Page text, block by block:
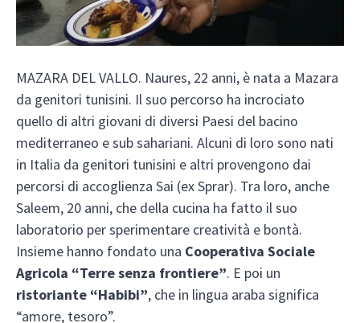
MAZARA DEL VALLO. Naures, 22 anni, è nata a Mazara
da genitori tunisini. Il suo percorso ha incrociato
quello di altri giovani di diversi Paesi del bacino
mediterraneo e sub sahariani. Alcuni di loro sono nati
in Italia da genitori tunisini e altri provengono dai
percorsi di accoglienza Sai (ex Sprar). Tra loro, anche
Saleem, 20 anni, che della cucina ha fatto il suo
laboratorio per sperimentare creatività e bontà.
Insieme hanno fondato una Cooperativa Sociale
Agricola “Terre senza frontiere”. E poi un
ristoriante “Habibi”, che in lingua araba significa
“amore, tesoro”.